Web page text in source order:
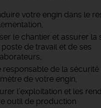
votre engin dans le
le chantier et assurer la
poste de travail et de ses
responsable de la sécurité
de votre engin,
l’exploitation et les
outil de production